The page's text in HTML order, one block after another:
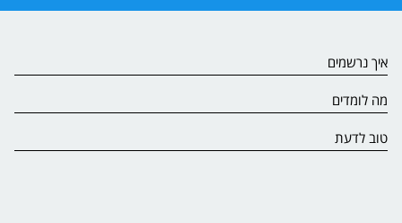
איך נרשמים
מה לומדים
טוב לדעת